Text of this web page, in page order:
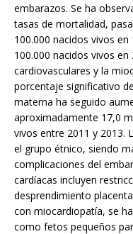
embarazos. Se ha
tasas de mortalidad,
100.000 nacidos vivos
100.000 nacidos vivos
cardiovasculares y la
porcentaje significativo
materna ha seguido
aproximadamente 17,0
vivos entre 2011 y 2013.
el grupo étnico, siendo
complicaciones del
cardíacas incluyen
desprendimiento
con miocardiopatía, se
como fetos pequeños